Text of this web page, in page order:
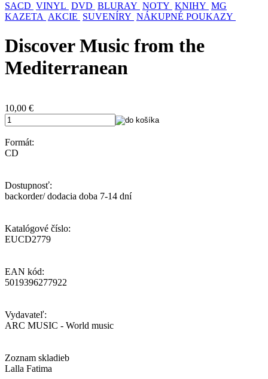
SACD VINYL DVD BLURAY NOTY KNIHY MG
KAZETA AKCIE SUVENÍRY NÁKUPNÉ POUKAZY
Discover Music from the
Mediterranean
10,00 €
Formát:
CD
Dostupnosť:
backorder/ dodacia doba 7-14 dní
Katalógové číslo:
EUCD2779
EAN kód:
5019396277922
Vydavateľ:
ARC MUSIC - World music
Zoznam skladieb
Lalla Fatima